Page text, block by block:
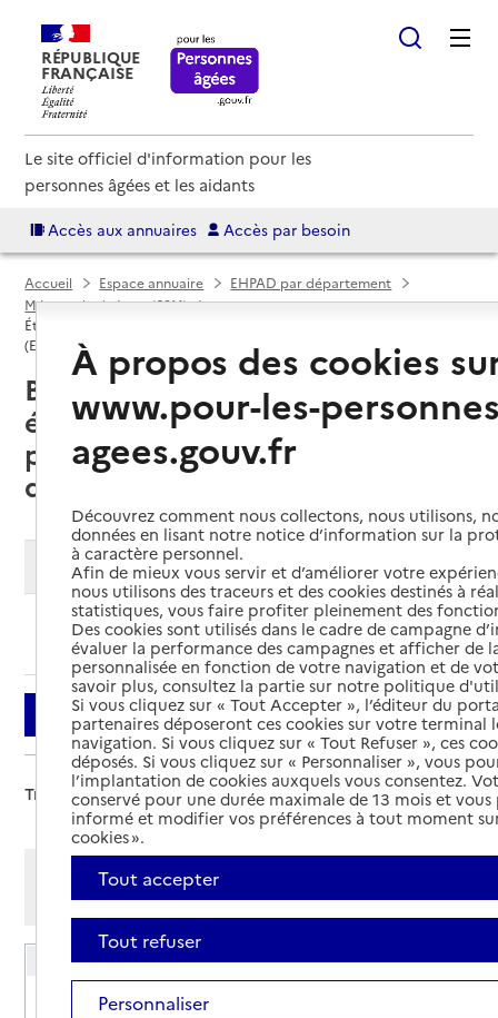
RÉPUBLIQUE
FRANÇAISE
Le site officiel d'information pour les
personnes âgées et les aidants
Accès aux annuaires Accès par besoin
Accueil Espace annuaire
EHPAD par département
Métropole de Lyon (69M)
Établissement d'hébergement pour personnes âgées dépendantes
(EHPAD)
Bron (69500) : liste des 3
établissements d'hébergement
pour personnes âgées
dépendantes (EHPAD)
Modifier ma recherche
Ajouter cette recherche aux favoris
Filtrer
Trier par :
Afficher les résultats par:
Mode liste
Mode carte
EHPAD Les Landiers
Adresse
13 rue Sigismond Brissy
À propos des cookies
www.pour-les-
agees.gouv.fr
Découvrez comment nous collectons, nous utilisons,
données en lisant notre notice d’information sur la
à caractère personnel.
Afin de mieux vous servir et d’améliorer votre
nous utilisons des traceurs et des cookies destinés à
statistiques, vous faire profiter pleinement des
Des cookies sont utilisés dans le cadre de campagne
évaluer la performance des campagnes et afficher de
personnalisée en fonction de votre navigation et de
savoir plus, consultez la partie sur notre politique
Si vous cliquez sur « Tout Accepter », l’éditeur du
partenaires déposeront ces cookies sur votre terminal
navigation. Si vous cliquez sur « Tout Refuser », ces
déposés. Si vous cliquez sur « Personnaliser », vous
l’implantation de cookies auxquels vous consentez.
conservé pour une durée maximale de 13 mois et
informé et modifier vos préférences à tout moment
cookies ».
Tout accepter
Tout refuser
Personnaliser